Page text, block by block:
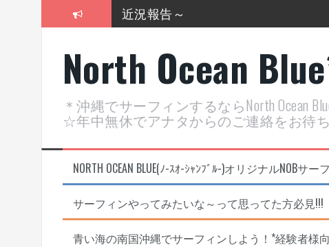
近況報告～
2025年もあざ～した！
ヤッチマッターーーー！！！
支部長就任報告と支部予選・検定
North Ocean
＊沖縄でサーフィンするならNorth Ocean
☆年中無休でアナタからのご連絡をお待
NORTH OCEAN BLUE(ﾉ-ｽｵ-ｼｬﾝﾌﾞﾙ-)オリジナルNOB
サーフィンやってみたいな～って思ってた方必
青い海の南国沖縄でサーフィンしよう！*経験者様